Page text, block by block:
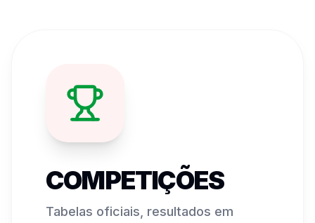
COMPETIÇÕES
Tabelas oficiais, resultados em